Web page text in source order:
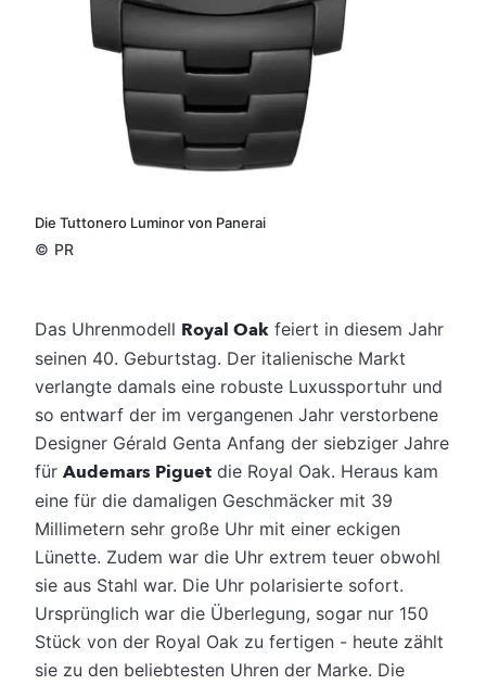
Die Tuttonero Luminor von Panerai
© PR
Das Uhrenmodell Royal Oak feiert in diesem Jahr
seinen 40. Geburtstag. Der italienische Markt
verlangte damals eine robuste Luxussportuhr und
so entwarf der im vergangenen Jahr verstorbene
Designer Gérald Genta Anfang der siebziger Jahre
für Audemars Piguet die Royal Oak. Heraus kam
eine für die damaligen Geschmäcker mit 39
Millimetern sehr große Uhr mit einer eckigen
Lünette. Zudem war die Uhr extrem teuer obwohl
sie aus Stahl war. Die Uhr polarisierte sofort.
Ursprünglich war die Überlegung, sogar nur 150
Stück von der Royal Oak zu fertigen - heute zählt
sie zu den beliebtesten Uhren der Marke. Die